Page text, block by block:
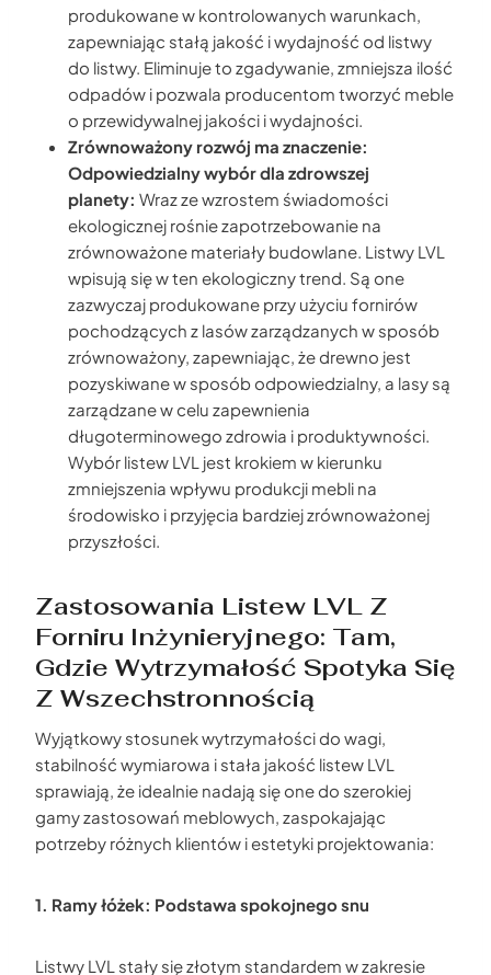
produkowane w kontrolowanych warunkach,
zapewniając stałą jakość i wydajność od listwy
do listwy. Eliminuje to zgadywanie, zmniejsza ilość
odpadów i pozwala producentom tworzyć meble
o przewidywalnej jakości i wydajności.
Zrównoważony rozwój ma znaczenie:
Odpowiedzialny wybór dla zdrowszej
planety: Wraz ze wzrostem świadomości
ekologicznej rośnie zapotrzebowanie na
zrównoważone materiały budowlane. Listwy LVL
wpisują się w ten ekologiczny trend. Są one
zazwyczaj produkowane przy użyciu fornirów
pochodzących z lasów zarządzanych w sposób
zrównoważony, zapewniając, że drewno jest
pozyskiwane w sposób odpowiedzialny, a lasy są
zarządzane w celu zapewnienia
długoterminowego zdrowia i produktywności.
Wybór listew LVL jest krokiem w kierunku
zmniejszenia wpływu produkcji mebli na
środowisko i przyjęcia bardziej zrównoważonej
przyszłości.
Zastosowania Listew LVL Z
Forniru Inżynieryjnego: Tam,
Gdzie Wytrzymałość Spotyka Się
Z Wszechstronnością
Wyjątkowy stosunek wytrzymałości do wagi,
stabilność wymiarowa i stała jakość listew LVL
sprawiają, że idealnie nadają się one do szerokiej
gamy zastosowań meblowych, zaspokajając
potrzeby różnych klientów i estetyki projektowania:
1. Ramy łóżek: Podstawa spokojnego snu
Listwy LVL stały się złotym standardem w zakresie